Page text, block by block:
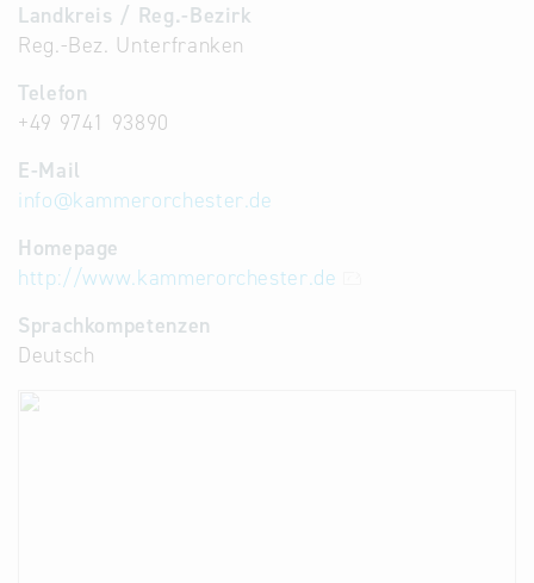
Landkreis / Reg.-Bezirk
Reg.-Bez. Unterfranken
Telefon
+49 9741 93890
E-Mail
info@kammerorchester.de
Homepage
http://www.kammerorchester.de
Sprachkompetenzen
Deutsch